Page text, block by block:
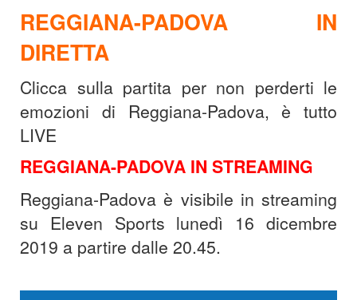
REGGIANA-PADOVA IN
DIRETTA
Clicca sulla partita per non perderti le
emozioni di Reggiana-Padova, è tutto
LIVE
REGGIANA-PADOVA IN STREAMING
Reggiana-Padova è visibile in streaming
su Eleven Sports lunedì 16 dicembre
2019 a partire dalle 20.45.